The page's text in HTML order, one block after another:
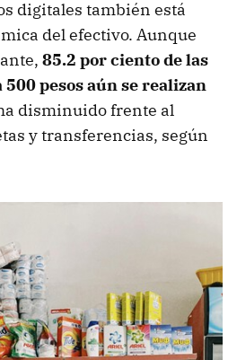
digitales también está
del efectivo. Aunque
85.2 por ciento de las
pesos aún se realizan
disminuido frente al
y transferencias, según